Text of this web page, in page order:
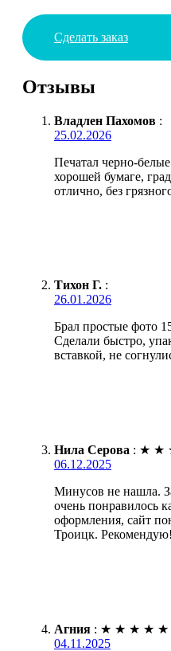
Сделать заказ
Отзывы
Владлен Пахомов :
25.02.2026
Печатал черно-
хорошей бумаге,
отлично, без
Тихон Г. :
26.01.2026
Брал простые фото
Сделали быстро,
вставкой, не
Нила Серова : ★ ★
06.12.2025
Минусов не нашла.
очень понравилось
оформления, сайт
Троицк. Рекомендую!
Агния : ★ ★ ★ ★ ★
04.11.2025